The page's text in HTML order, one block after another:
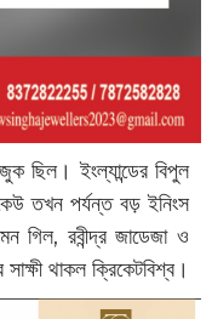
ছিল। ইংল্যান্ডের বিপুল
তখন পর্যন্ত বড় ইনিংস
গিল, রবীন্দ্র জাডেজা ও
থাকল ক্রিকেটবিশ্ব।